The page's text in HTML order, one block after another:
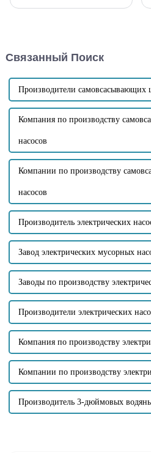
по перекачке сточных вод и
техническое обслуживание.
Связанный Поиск
Производители самовсасывающих
Компания по производству
насосов
Компании по производству
насосов
Производитель электрических
Завод электрических мусорных
Заводы по производству
Производители электрических
Компания по производству
Компании по производству
Производитель 3-дюймовых